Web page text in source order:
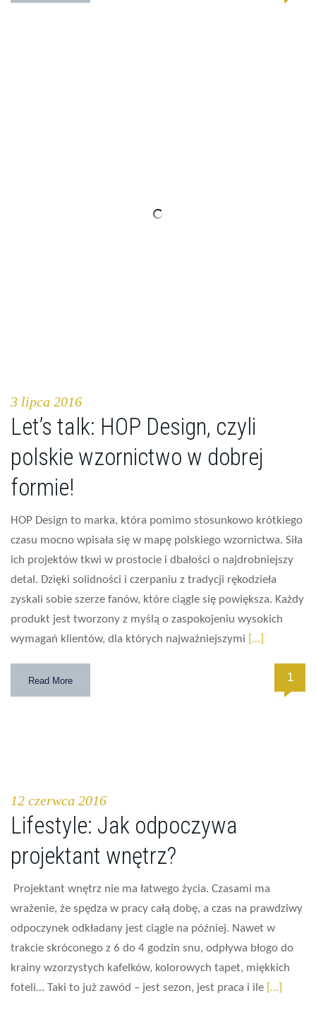
3 lipca 2016
Let’s talk: HOP Design, czyli
polskie wzornictwo w dobrej
formie!
HOP Design to marka, która pomimo stosunkowo krótkiego
czasu mocno wpisała się w mapę polskiego wzornictwa. Siła
ich projektów tkwi w prostocie i dbałości o najdrobniejszy
detal. Dzięki solidności i czerpaniu z tradycji rękodzieła
zyskali sobie szerze fanów, które ciągle się powiększa. Każdy
produkt jest tworzony z myślą o zaspokojeniu wysokich
wymagań klientów, dla których najważniejszymi […]
Read More 1
12 czerwca 2016
Lifestyle: Jak odpoczywa
projektant wnętrz?
Projektant wnętrz nie ma łatwego życia. Czasami ma
wrażenie, że spędza w pracy całą dobę, a czas na prawdziwy
odpoczynek odkładany jest ciągle na później. Nawet w
trakcie skróconego z 6 do 4 godzin snu, odpływa błogo do
krainy wzorzystych kafelków, kolorowych tapet, miękkich
foteli… Taki to już zawód – jest sezon, jest praca i ile […]